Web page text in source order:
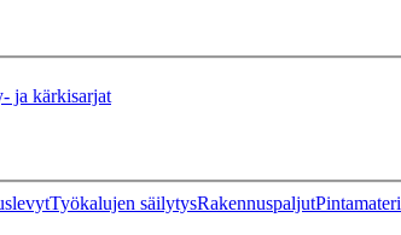
ja kärkisarjat
Työkalujen säilytysRakennuspaljut